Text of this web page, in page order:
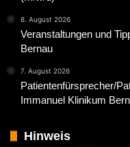
8. August 2026
Veranstaltungen und
Bernau
7. August 2026
Patientenfürsprecher/
Immanuel Klinikum
Hinweis